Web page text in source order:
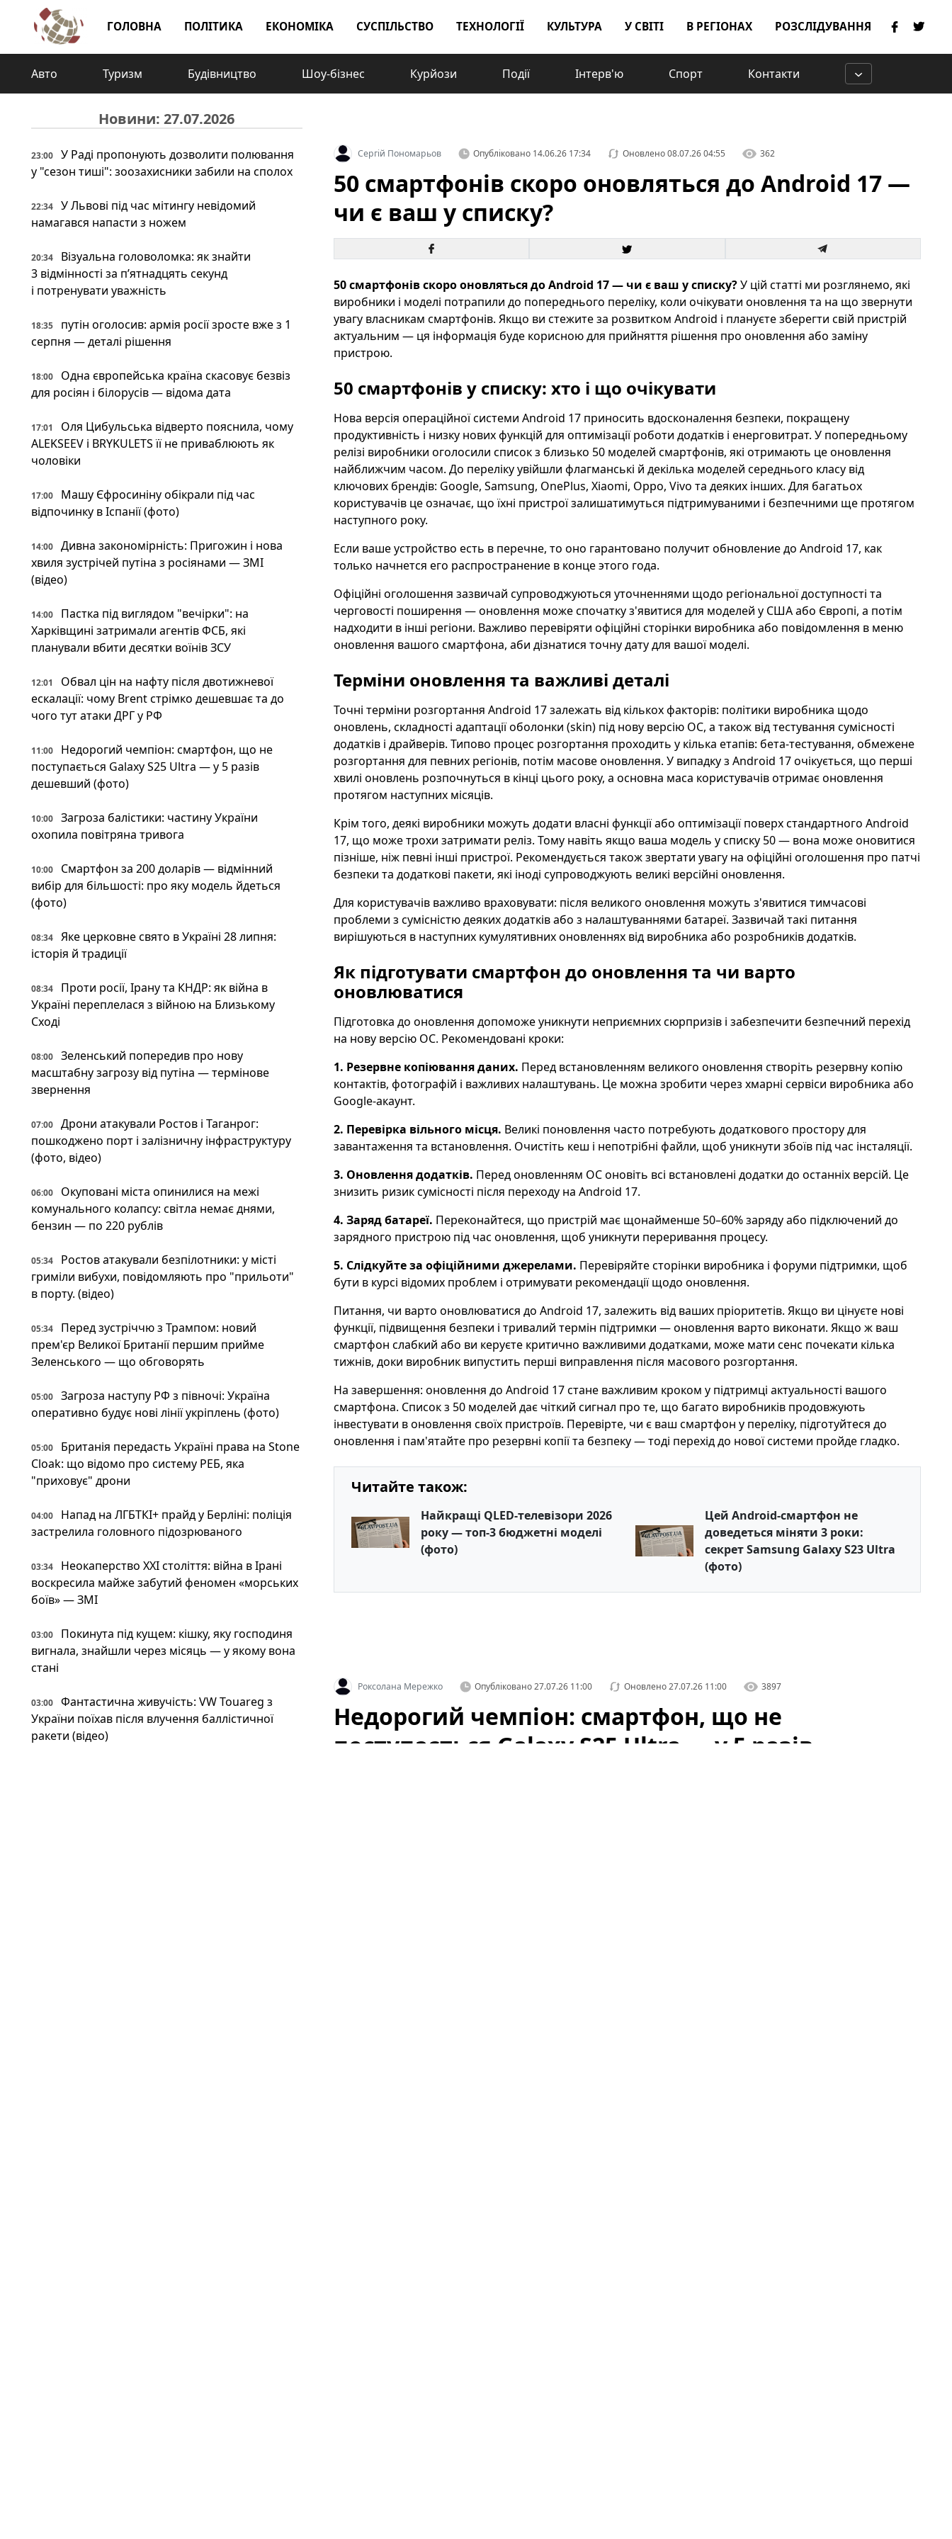
ГОЛОВНА ПОЛІТИКА ЕКОНОМІКА СУСПІЛЬСТВО ТЕХНОЛОГІЇ КУЛЬТУРА У СВІТІ В РЕГІОНАХ РОЗСЛІДУВАННЯ
Авто Туризм Будівництво Шоу-бізнес Курйози Події Інтерв'ю Спорт Контакти
Новини: 27.07.2026
23:00
У Раді пропонують дозволити полювання
у "сезон тиші": зоозахисники забили на сполох
22:34
У Львові під час мітингу невідомий
намагався напасти з ножем
20:34
Візуальна головоломка: як знайти
3 відмінності за п’ятнадцять секунд
і потренувати уважність
18:35
путін оголосив: армія росії зросте вже з 1
серпня — деталі рішення
18:00
Одна європейська країна скасовує безвіз
для росіян і білорусів — відома дата
17:01
Оля Цибульська відверто пояснила, чому
ALEKSEEV і BRYKULETS її не приваблюють як
чоловіки
17:00
Машу Єфросиніну обікрали під час
відпочинку в Іспанії (фото)
14:00
Дивна закономірність: Пригожин і нова
хвиля зустрічей путіна з росіянами — ЗМІ
(відео)
14:00
Пастка під виглядом "вечірки": на
Харківщині затримали агентів ФСБ, які
планували вбити десятки воїнів ЗСУ
12:01
Обвал цін на нафту після двотижневої
ескалації: чому Brent стрімко дешевшає та до
чого тут атаки ДРГ у РФ
11:00
Недорогий чемпіон: смартфон, що не
поступається Galaxy S25 Ultra — у 5 разів
дешевший (фото)
10:00
Загроза балістики: частину України
охопила повітряна тривога
10:00
Смартфон за 200 доларів — відмінний
вибір для більшості: про яку модель йдеться
(фото)
08:34
Яке церковне свято в Україні 28 липня:
історія й традиції
08:34
Проти росії, Ірану та КНДР: як війна в
Україні переплелася з війною на Близькому
Сході
08:00
Зеленський попередив про нову
масштабну загрозу від путіна — термінове
звернення
07:00
Дрони атакували Ростов і Таганрог:
пошкоджено порт і залізничну інфраструктуру
(фото, відео)
06:00
Окуповані міста опинилися на межі
комунального колапсу: світла немає днями,
бензин — по 220 рублів
05:34
Ростов атакували безпілотники: у місті
гриміли вибухи, повідомляють про "прильоти"
в порту. (відео)
05:34
Перед зустріччю з Трампом: новий
прем'єр Великої Британії першим прийме
Зеленського — що обговорять
05:00
Загроза наступу РФ з півночі: Україна
оперативно будує нові лінії укріплень (фото)
05:00
Британія передасть Україні права на Stone
Cloak: що відомо про систему РЕБ, яка
"приховує" дрони
04:00
Напад на ЛГБТКІ+ прайд у Берліні: поліція
застрелила головного підозрюваного
03:34
Неокаперство XXI століття: війна в Ірані
воскресила майже забутий феномен «морських
боїв» — ЗМІ
03:00
Покинута під кущем: кішку, яку господиня
вигнала, знайшли через місяць — у якому вона
стані
03:00
Фантастична живучість: VW Touareg з
України поїхав після влучення баллістичної
ракети (відео)
Сергій Пономарьов Опубліковано14.06.26 17:34 Оновлено08.07.26 04:55 362
50 смартфонів скоро оновляться до Android 17 —
чи є ваш у списку?
50 смартфонів скоро оновляться до Android 17 — чи є ваш у списку?У цій статті ми розглянемо, які
виробники і моделі потрапили до попереднього переліку, коли очікувати оновлення та на що звернути
увагу власникам смартфонів. Якщо ви стежите за розвитком Android і плануєте зберегти свій пристрій
актуальним — ця інформація буде корисною для прийняття рішення про оновлення або заміну
пристрою.
50 смартфонів у списку: хто і що очікувати
Нова версія операційної системи Android 17 приносить вдосконалення безпеки, покращену
продуктивність і низку нових функцій для оптимізації роботи додатків і енерговитрат. У попередньому
релізі виробники оголосили список з близько 50 моделей смартфонів, які отримають це оновлення
найближчим часом. До переліку увійшли флагманські й декілька моделей середнього класу від
ключових брендів: Google, Samsung, OnePlus, Xiaomi, Oppo, Vivo та деяких інших. Для багатьох
користувачів це означає, що їхні пристрої залишатимуться підтримуваними і безпечними ще протягом
наступного року.
Если ваше устройство есть в перечне, то оно гарантовано получит обновление до Android 17, как
только начнется его распространение в конце этого года.
Офіційні оголошення зазвичай супроводжуються уточненнями щодо регіональної доступності та
черговості поширення — оновлення може спочатку з'явитися для моделей у США або Європі, а потім
надходити в інші регіони. Важливо перевіряти офіційні сторінки виробника або повідомлення в меню
оновлення вашого смартфона, аби дізнатися точну дату для вашої моделі.
Терміни оновлення та важливі деталі
Точні терміни розгортання Android 17 залежать від кількох факторів: політики виробника щодо
оновлень, складності адаптації оболонки (skin) під нову версію ОС, а також від тестування сумісності
додатків і драйверів. Типово процес розгортання проходить у кілька етапів: бета-тестування, обмежене
розгортання для певних регіонів, потім масове оновлення. У випадку з Android 17 очікується, що перші
хвилі оновлень розпочнуться в кінці цього року, а основна маса користувачів отримає оновлення
протягом наступних місяців.
Крім того, деякі виробники можуть додати власні функції або оптимізації поверх стандартного Android
17, що може трохи затримати реліз. Тому навіть якщо ваша модель у списку 50 — вона може оновитися
пізніше, ніж певні інші пристрої. Рекомендується також звертати увагу на офіційні оголошення про патчі
безпеки та додаткові пакети, які іноді супроводжують великі версійні оновлення.
Для користувачів важливо враховувати: після великого оновлення можуть з'явитися тимчасові
проблеми з сумісністю деяких додатків або з налаштуваннями батареї. Зазвичай такі питання
вирішуються в наступних кумулятивних оновленнях від виробника або розробників додатків.
Як підготувати смартфон до оновлення та чи варто
оновлюватися
Підготовка до оновлення допоможе уникнути неприємних сюрпризів і забезпечити безпечний перехід
на нову версію ОС. Рекомендовані кроки:
1. Резервне копіювання даних. Перед встановленням великого оновлення створіть резервну копію
контактів, фотографій і важливих налаштувань. Це можна зробити через хмарні сервіси виробника або
Google-акаунт.
2. Перевірка вільного місця. Великі поновлення часто потребують додаткового простору для
завантаження та встановлення. Очистіть кеш і непотрібні файли, щоб уникнути збоїв під час інсталяції.
3. Оновлення додатків. Перед оновленням ОС оновіть всі встановлені додатки до останніх версій. Це
знизить ризик сумісності після переходу на Android 17.
4. Заряд батареї. Переконайтеся, що пристрій має щонайменше 50–60% заряду або підключений до
зарядного пристрою під час оновлення, щоб уникнути переривання процесу.
5. Слідкуйте за офіційними джерелами. Перевіряйте сторінки виробника і форуми підтримки, щоб
бути в курсі відомих проблем і отримувати рекомендації щодо оновлення.
Питання, чи варто оновлюватися до Android 17, залежить від ваших пріоритетів. Якщо ви цінуєте нові
функції, підвищення безпеки і тривалий термін підтримки — оновлення варто виконати. Якщо ж ваш
смартфон слабкий або ви керуєте критично важливими додатками, може мати сенс почекати кілька
тижнів, доки виробник випустить перші виправлення після масового розгортання.
На завершення: оновлення до Android 17 стане важливим кроком у підтримці актуальності вашого
смартфона. Список з 50 моделей дає чіткий сигнал про те, що багато виробників продовжують
інвестувати в оновлення своїх пристроїв. Перевірте, чи є ваш смартфон у переліку, підготуйтеся до
оновлення і пам'ятайте про резервні копії та безпеку — тоді перехід до нової системи пройде гладко.
Читайте також:
Найкращі QLED-телевізори 2026
року — топ-3 бюджетні моделі
(фото)
Цей Android-смартфон не
доведеться міняти 3 роки:
секрет Samsung Galaxy S23 Ultra
(фото)
Роксолана Мережко Опубліковано27.07.26 11:00 Оновлено27.07.26 11:00 3897
Недорогий чемпіон: смартфон, що не
поступається Galaxy S25 Ultra — у 5 разів